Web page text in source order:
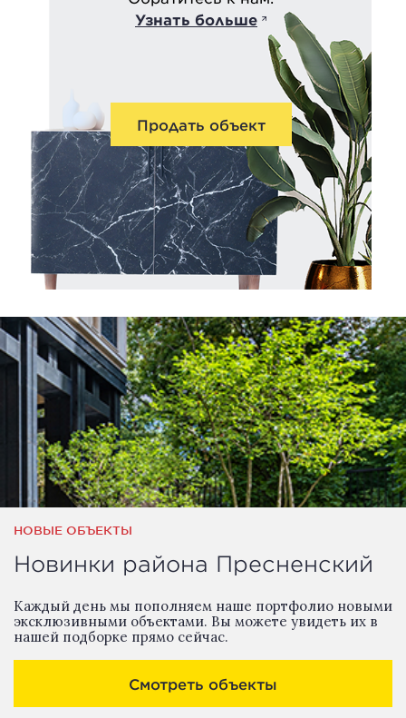
Узнать больше
Продать объект
НОВЫЕ ОБЪЕКТЫ
Новинки района Пресненский
Каждый день мы пополняем наше портфолио новыми
эксклюзивными объектами. Вы можете увидеть их в
нашей подборке прямо сейчас.
Смотреть объекты